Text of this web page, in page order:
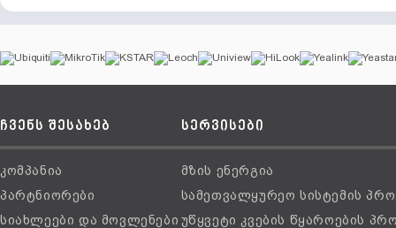
ჩვენს შესახებ
კომპანია
პარტნიორები
სიახლეები და მოვლენები
სერვისები
მზის ენერგია
სამეთვალყურეო სისტემის
უწყვეტი კვების წყაროების